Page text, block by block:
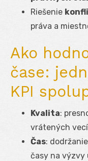
Riešenie
práva a
Ako
čase:
KPI
Kvalita:
vrátených
Čas:
časy na výzvy